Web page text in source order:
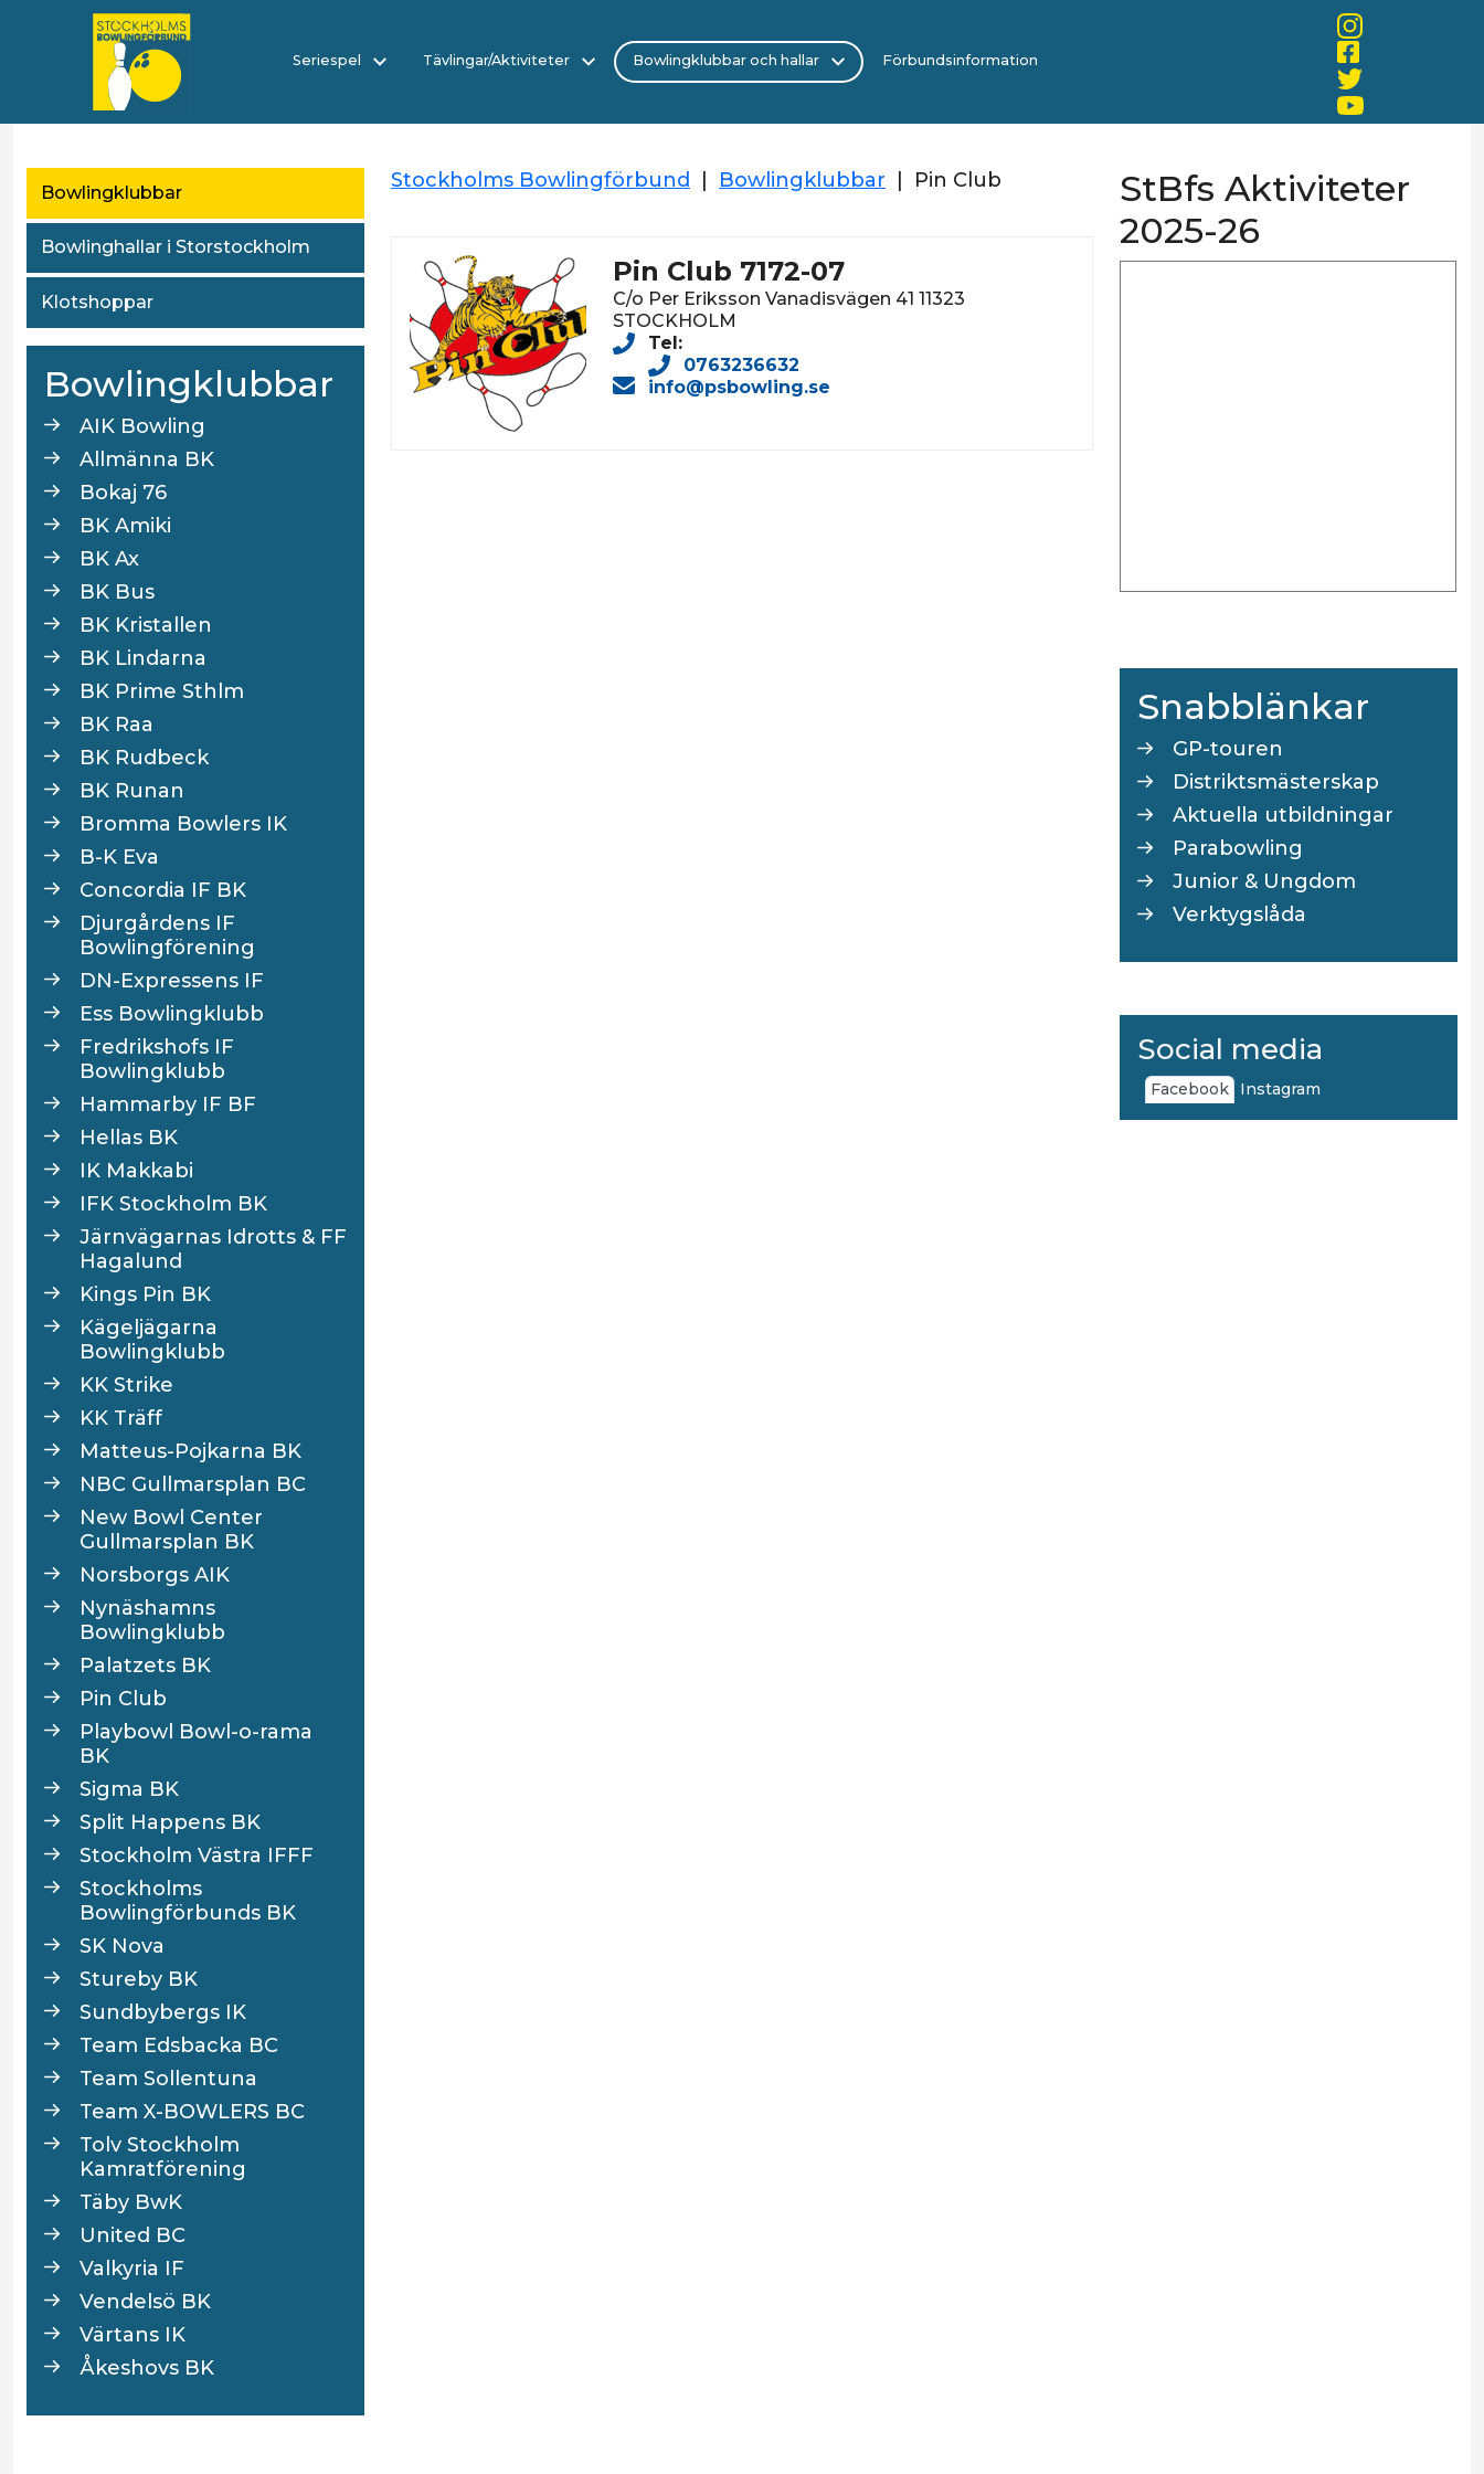
Seriespel Tävlingar/Aktiviteter Bowlingklubbar och hallar Förbundsinformation
Bowlingklubbar
Bowlinghallar i Storstockholm
Klotshoppar
Bowlingklubbar
AIK Bowling
Allmänna BK
Bokaj 76
BK Amiki
BK Ax
BK Bus
BK Kristallen
BK Lindarna
BK Prime Sthlm
BK Raa
BK Rudbeck
BK Runan
Bromma Bowlers IK
B-K Eva
Concordia IF BK
Djurgårdens IF
Bowlingförening
DN-Expressens IF
Ess Bowlingklubb
Fredrikshofs IF
Bowlingklubb
Hammarby IF BF
Hellas BK
IK Makkabi
IFK Stockholm BK
Järnvägarnas Idrotts & FF
Hagalund
Kings Pin BK
Kägeljägarna
Bowlingklubb
KK Strike
KK Träff
Matteus-Pojkarna BK
NBC Gullmarsplan BC
New Bowl Center
Gullmarsplan BK
Norsborgs AIK
Nynäshamns
Bowlingklubb
Palatzets BK
Pin Club
Playbowl Bowl-o-rama
BK
Sigma BK
Split Happens BK
Stockholm Västra IFFF
Stockholms
Bowlingförbunds BK
SK Nova
Stureby BK
Sundbybergs IK
Team Edsbacka BC
Team Sollentuna
Team X-BOWLERS BC
Tolv Stockholm
Kamratförening
Täby BwK
United BC
Valkyria IF
Vendelsö BK
Värtans IK
Åkeshovs BK
Stockholms Bowlingförbund Bowlingklubbar Pin Club
Pin Club 7172-07
Tel:
0763236632
C/o Per Eriksson Vanadisvägen 41 11323
STOCKHOLM
info@psbowling.se
StBfs Aktiviteter
2025-26
Snabblänkar
GP-touren
Distriktsmästerskap
Aktuella utbildningar
Parabowling
Junior & Ungdom
Verktygslåda
Social media
Facebook Instagram